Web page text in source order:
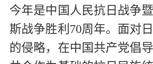
今年是中国人民抗日战争
斯战争胜利70周年。面对
的侵略，在中国共产党倡